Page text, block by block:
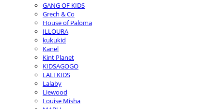
GANG OF KIDS
Grech & Co
House of Paloma
ILLOURA
kukukid
Kanel
Kint Planet
KIDSAGOGO
LALI KIDS
Lalaby
Liewood
Louise Misha